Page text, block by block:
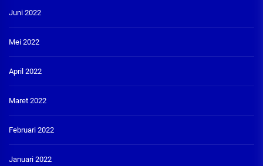
Juni 2022
Mei 2022
April 2022
Maret 2022
Februari 2022
Januari 2022